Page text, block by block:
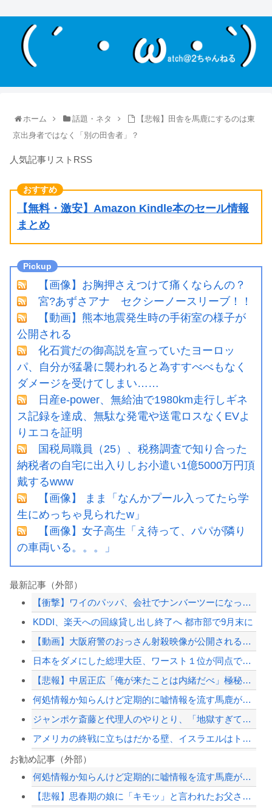
ホーム 話題・ネタ
【悲報】田舎を馬鹿にするのは東
京出身者ではなく「別の田舎者」？
人気記事リストRSS
【無料・激安】Amazon Kindle本のセール情報
まとめ
【画像】お胸押さえつけて痛くならんの？
宮?あずさアナ セクシーノースリーブ！！
【動画】熊本地震発生時の手術室の様子が
公開される
化石賞だの御高説を宣っていたヨーロッ
パ、自分が猛暑に襲われると為すすべべもなく
ダメージを受けてしまい……
日産e-power、無給油で1980km走行しギネ
ス記録を達成、無駄な発電や送電ロスなくEVよ
りエコを証明
国税局職員（25）、税務調査で知り合った
納税者の自宅に出入りしお小遣い1億5000万円頂
戴するwww
【画像】 まま「なんかプール入ってたら学
生にめっちゃ見られたw」
【画像】女子高生「え待って、パパが隣り
の車両いる。。。」
最新記事（外部）
【衝撃】ワイのパッパ、会社でナンバーツーになった結果ｗｗｗｗｗｗｗｗｗｗ
KDDI、楽天への回線貸し出し終了へ 都市部で9月末に
【動画】大阪府警のおっさん射殺映像が公開される。当然のように無抵抗だったことが発...
日本をダメにした総理大臣、ワースト１位が同点でこの人ｗｗｗｗｗｗ
【悲報】中居正広「俺が来たことは内緒だべ」極秘で熊本でボランティアをしていた
何処情報か知らんけど定期的に嘘情報を流す馬鹿がいる
ジャンポケ斎藤と代理人のやりとり、「地獄すぎて完全にコントになってる……」と衝撃...
アメリカの終戦に立ちはだかる壁、イスラエルはトランプ和平案に「同意せず」！
ショートスリーパー堀大輔、高須幹弥にブチギレ
韓国サッカーのイメージが墜落
ショートスリーパー堀大輔、高須幹弥にブチギレ
お勧め記事（外部）
何処情報か知らんけど定期的に嘘情報を流す馬鹿がいる
【悲報】思春期の娘に「キモッ」と言われたお父さん、グレる